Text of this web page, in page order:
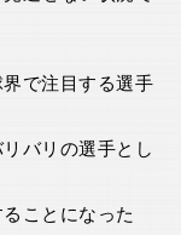
で注目する選手
バリの選手とし
ことになった